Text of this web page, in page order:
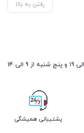
رفتن به بالا
پشتیبانی همیشگی